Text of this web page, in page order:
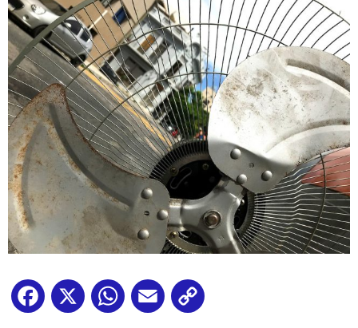
Facebook
X WhatsApp
Email